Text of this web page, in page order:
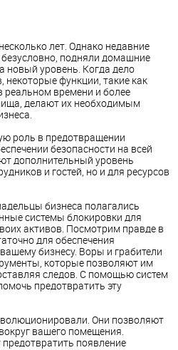
лет. Однако недавние
подняли домашние
новый уровень. Когда дело
функции, такие как
реальном времени и более
делают их необходимым
роль в предотвращении
безопасности на всей
дополнительный уровень
и гостей, но и для ресурсов
бизнеса полагались
системы блокировки для
активов. Посмотрим правде в
для обеспечения
бизнесу. Воры и грабители
которые позволяют им
следов. С помощью систем
предотвратить эту
Они позволяют
вашего помещения.
появление